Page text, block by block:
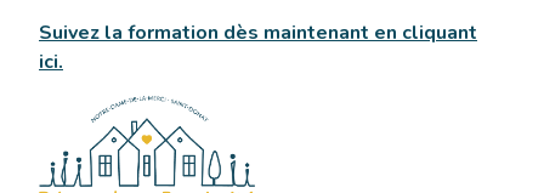
Suivez la formation dès maintenant en cliquant
ici.